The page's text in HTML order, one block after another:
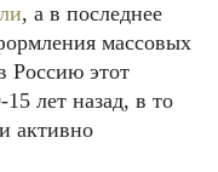
, а в последнее
массовых
Россию этот
лет назад, в то
активно